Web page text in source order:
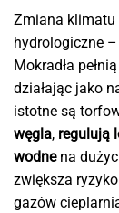
Zmiana klimatu
hydrologiczne
Mokradła
działając jako
istotne są
węgla, regulują
wodnena
zwiększa
gazów